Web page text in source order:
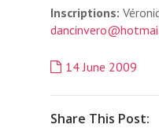
Inscriptions:
14 June 2009
Share This Post: